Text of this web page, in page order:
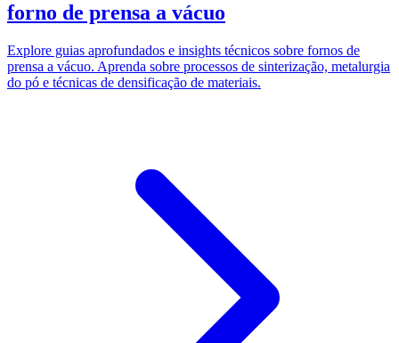
forno de prensa a vácuo
Explore guias aprofundados e insights técnicos sobre fornos de
prensa a vácuo. Aprenda sobre processos de sinterização, metalurgia
do pó e técnicas de densificação de materiais.